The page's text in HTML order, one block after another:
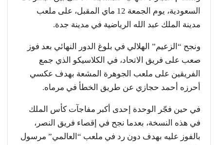
السعودية، يوم الجمعة 12 ماي المقبل، على ملعب
مدينة الملك عبد الله الرياضية في مدينة جدة.
ونجح “الزعيم” الهلالي في بلوغ الدور النهائي بعد فوز
صعب على فريق الاتحاد، في الكلاسيكو الذي جمع
الفريقين على ملعب الجوهرة المشعة بهدف عكسي
أحرزه أحمد حجازي عن طريق الخطأ في مرماه.
في حين فجّر الوحدة إحدى أكبر مفاجآت كأس الملك
في هذه النسخة، بعدما نجح في إقصاء فريق النصر،
بالفوز عليه بهدف دون رد في ملعب “العالمي” مرسول